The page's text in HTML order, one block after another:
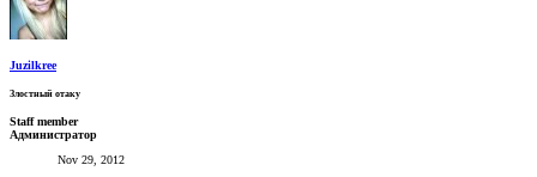
Juzilkree
Злостный отаку
Staff member
Администратор
Nov 29, 2012